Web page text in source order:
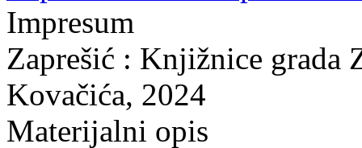
Impresum
Zaprešić : Knjižnice grada
Kovačića, 2024
Materijalni opis